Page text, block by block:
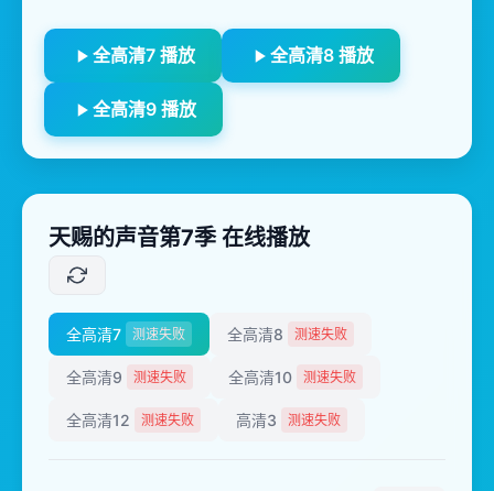
全高清7 播放 全高清8 播放
全高清9 播放
天赐的声音第7季 在线播放
全高清7 测速失败 全高清8 测速失败
全高清9 测速失败 全高清10 测速失败
全高清12 测速失败 高清3 测速失败